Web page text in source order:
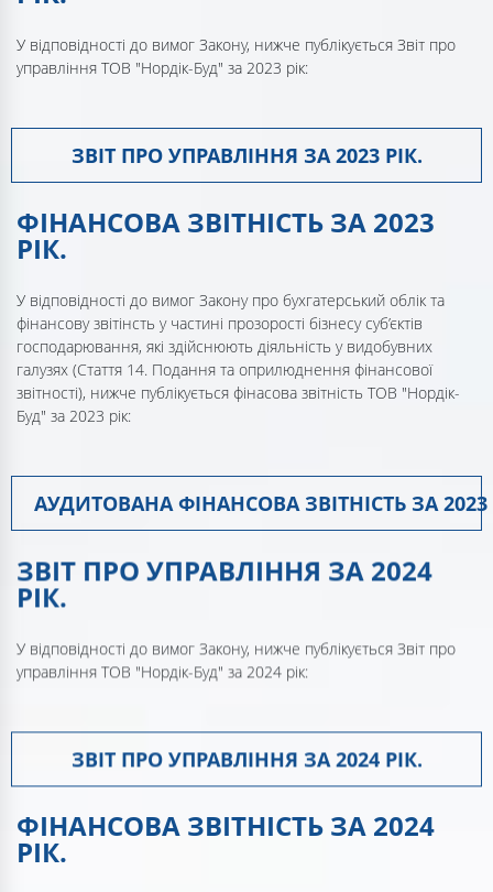
У відповідності до вимог Закону, нижче публікується Звіт про
управління ТОВ "Нордік-Буд" за 2023 рік:
ЗВІТ ПРО УПРАВЛІННЯ ЗА 2023 РІК.
ФІНАНСОВА ЗВІТНІСТЬ ЗА 2023
РІК.
У відповідності до вимог Закону про бухгатерський облік та
фінансову звітінсть у частині прозорості бізнесу суб’єктів
господарювання, які здійснюють діяльність у видобувних
галузях (Стаття 14. Подання та оприлюднення фінансової
звітності), нижче публікується фінасова звітність ТОВ "Нордік-
Буд" за 2023 рік:
АУДИТОВАНА ФІНАНСОВА ЗВІТНІСТЬ ЗА 2023
ЗВІТ ПРО УПРАВЛІННЯ ЗА 2024
РІК.
У відповідності до вимог Закону, нижче публікується Звіт про
управління ТОВ "Нордік-Буд" за 2024 рік:
ЗВІТ ПРО УПРАВЛІННЯ ЗА 2024 РІК.
ФІНАНСОВА ЗВІТНІСТЬ ЗА 2024
РІК.